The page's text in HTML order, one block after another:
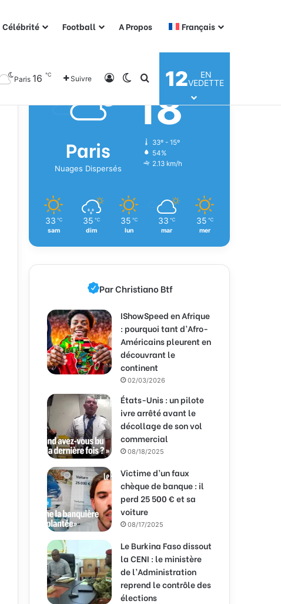
Célébrité Football A Propos Français
Paris 16 ℃ Suivre ConnexionSwitch skin
Rechercher
12
EN
VEDETTE
Météo
Paris
Nuages Dispersés
18℃
33º - 15º
54%
2.13 km/h
33 ℃
sam
35 ℃
dim
35 ℃
lun
33 ℃
mar
35 ℃
mer
Par Christiano Btf
IShowSpeed en Afrique
: pourquoi tant d’Afro-
Américains pleurent en
découvrant le
continent
02/03/2026
États-Unis : un pilote
ivre arrêté avant le
décollage de son vol
commercial
08/18/2025
Victime d’un faux
chèque de banque : il
perd 25 500 € et sa
voiture
08/17/2025
Le Burkina Faso dissout
la CENI : le ministère
de l’Administration
reprend le contrôle des
élections